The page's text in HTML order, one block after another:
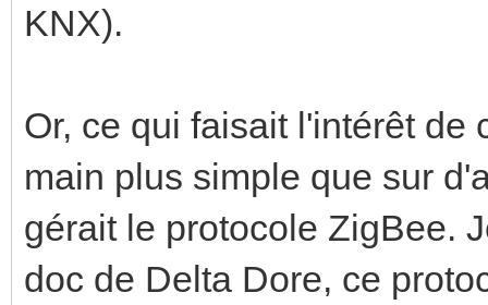
KNX).
Or, ce qui faisait l'intérêt de
main plus simple que sur
gérait le protocole ZigBee.
doc de Delta Dore, ce